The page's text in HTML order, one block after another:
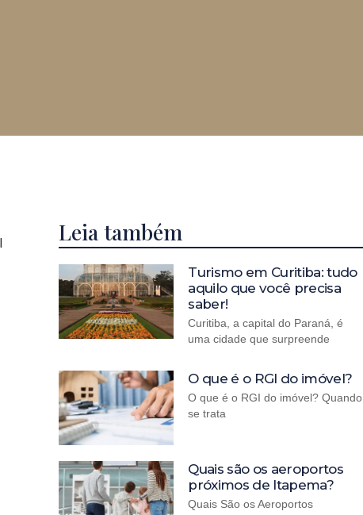
Leia também
Turismo em Curitiba: tudo
aquilo que você precisa
saber!
Curitiba, a capital do Paraná, é
uma cidade que surpreende
O que é o RGI do imóvel?
O que é o RGI do imóvel? Quando
se trata
Quais são os aeroportos
próximos de Itapema?
Quais São os Aeroportos